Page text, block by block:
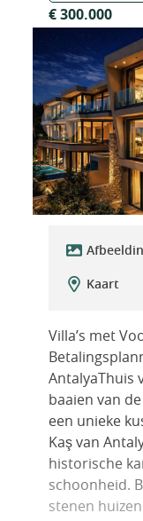
€ 300.000
Kaart
Villa’s met
AntalyaThuis
baaien van
een unieke
Kaş van
historische
schoonheid.
stenen